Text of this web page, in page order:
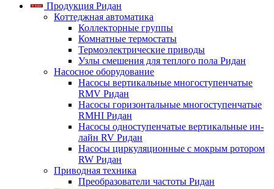
Продукция Ридан
Коттеджная автоматика
Коллекторные группы
Комнатные термостаты
Термоэлектрические приводы
Узлы смешения для теплого пола Ридан
Насосное оборудование
Насосы вертикальные многоступенчатые
RMV Ридан
Насосы горизонтальные многоступенчатые
RMHI Ридан
Насосы одноступенчатые вертикальные ин-
лайн RV Ридан
Насосы циркуляционные с мокрым ротором
RW Ридан
Приводная техника
Преобразователи частоты Ридан